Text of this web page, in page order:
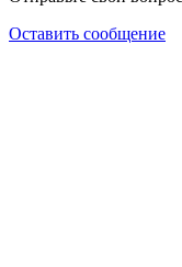
Оставить сообщение